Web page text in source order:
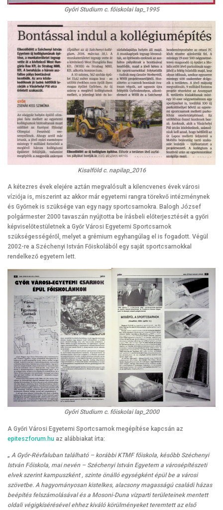
Győri Studium c. főiskolai lap_1995
Kisalföld c. napilap_2016
A kétezres évek elejére aztán megvalósult a kilencvenes évek városi
víziója is, miszerint az akkor már egyetemi rangra törekvő intézménynek
és Győrnek is szüksége van egy nagy sportcsarnokra. Balogh József
polgármester 2000 tavaszán nyújtotta be írásbeli előterjesztését a győri
képviselőtestületnek a Győr Városi Egyetemi Sportcsarnok
szükségességéről, melyet a grémium egyhangúlag el is fogadott. Végül
2002-re a Széchenyi István Főiskolából egy saját sportcsarnokkal
rendelkező egyetem lett.
Győri Studium c. főiskolai lap_2000
A Győri Városi Egyetemi Sportcsarnok megépítése kapcsán az
epiteszforum.hu az alábbiakat írta:
„ A Győr-Révfaluban található – korábbi KTMF főiskola, később Széchenyi
István Főiskola, mai nevén – Széchenyi István Egyetem a városépítészeti
elvek szerint kampuszként , szinte önálló egységként épül be a városi
szövetbe. A hagyományosan kistelkes, alacsony magasságú családi házas
beépítés felszámolásával és a Mosoni-Duna vízparti területeinek mentett
oldali végigkísérésével ehhez kiváló körülményeket teremtett az első